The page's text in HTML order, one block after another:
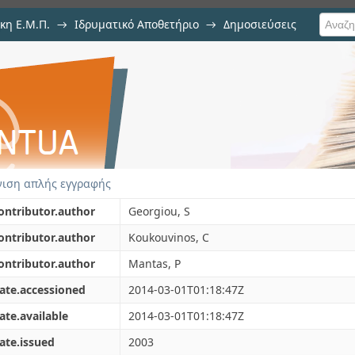
Ε.Μ.Π. → Ιδρυματικό Αποθετήριο → Δημοσιεύσεις
for three-level
απλής εγγραφής
Georgiou, S
Koukouvinos, C
Mantas, P
2014-03-01T01:18:47Z
2014-03-01T01:18:47Z
2003